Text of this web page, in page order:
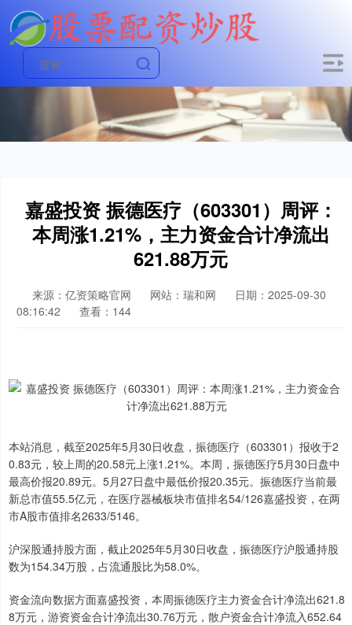
嘉盛投资 振德医疗（603301）周评：
本周涨1.21%，主力资金合计净流出
621.88万元
来源：亿资策略官网 网站：瑞和网
日期：2025-09-30
08:16:42
查看：144
本站消息，截至2025年5月30日收盘，振德医疗（603301）报收于2
0.83元，较上周的20.58元上涨1.21%。本周，振德医疗5月30日盘中
最高价报20.89元。5月27日盘中最低价报20.35元。振德医疗当前最
新总市值55.5亿元，在医疗器械板块市值排名54/126嘉盛投资，在两
市A股市值排名2633/5146。
沪深股通持股方面，截止2025年5月30日收盘，振德医疗沪股通持股
数为154.34万股，占流通股比为58.0%。
资金流向数据方面嘉盛投资，本周振德医疗主力资金合计净流出621.8
8万元，游资资金合计净流出30.76万元，散户资金合计净流入652.64